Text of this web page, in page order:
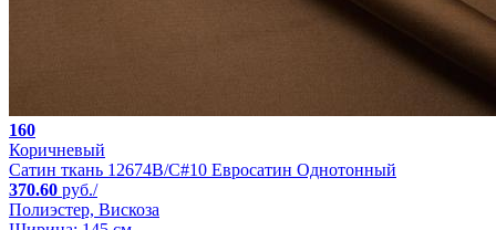
160
Коричневый
Сатин ткань 12674B/C#10 Евросатин Однотонный
370.60 руб./
Полиэстер, Вискоза